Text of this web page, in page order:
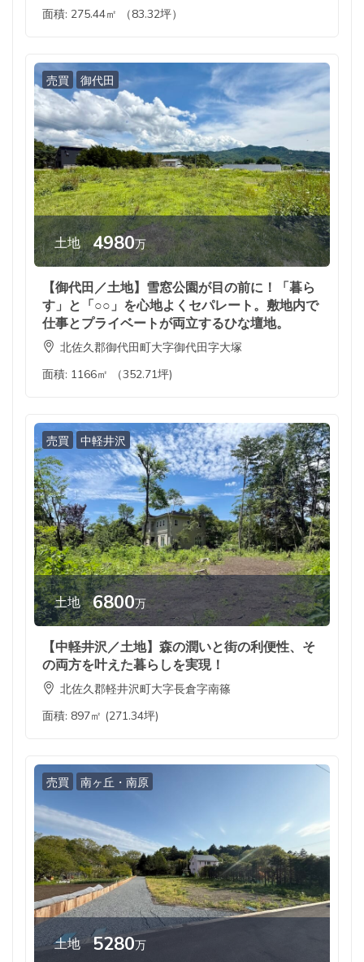
面積: 275.44㎡ （83.32坪）
売買 御代田
土地 4980万
【御代田／土地】雪窓公園が目の前に！「暮ら
す」と「○○」を心地よくセパレート。敷地内で
仕事とプライベートが両立するひな壇地。
北佐久郡御代田町大字御代田字大塚
面積: 1166㎡ （352.71坪)
売買 中軽井沢
土地 6800万
【中軽井沢／土地】森の潤いと街の利便性、そ
の両方を叶えた暮らしを実現！
北佐久郡軽井沢町大字長倉字南篠
面積: 897㎡ (271.34坪)
売買 南ヶ丘・南原
土地 5280万